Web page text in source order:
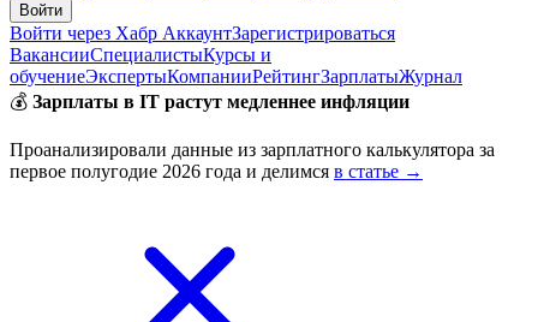
Войти
Войти через Хабр АккаунтЗарегистрироваться
ВакансииСпециалистыКурсы и
обучениеЭкспертыКомпанииРейтингЗарплатыЖурнал
💰 Зарплаты в IT растут медленнее инфляции
Проанализировали данные из зарплатного калькулятора за
первое полугодие 2026 года и делимся в статье →